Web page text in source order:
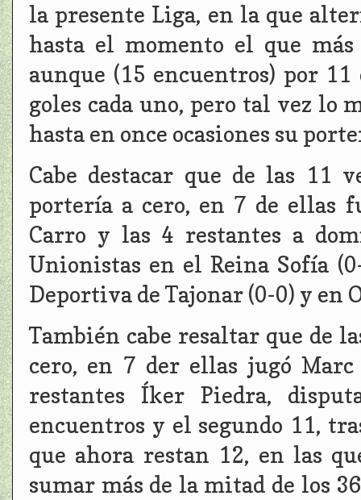
la presente Liga, en la que
hasta el momento el que
aunque (15 encuentros) por
goles cada uno, pero tal vez lo
hasta en once ocasiones su
Cabe destacar que de las 11
portería a cero, en 7 de ellas
Carro y las 4 restantes a
Unionistas en el Reina Sofía
Deportiva de Tajonar (0-0) y en
También cabe resaltar que de
cero, en 7 der ellas jugó
restantes Íker Piedra,
encuentros y el segundo 11,
que ahora restan 12, en las
sumar más de la mitad de los